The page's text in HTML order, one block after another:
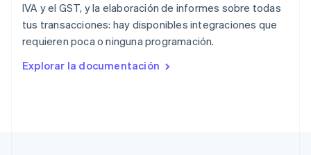
IVA y el GST, y la elaboración de informes sobre todas
tus transacciones: hay disponibles integraciones que
requieren poca o ninguna programación.
Explorar la documentación
English
República Checa
English
English